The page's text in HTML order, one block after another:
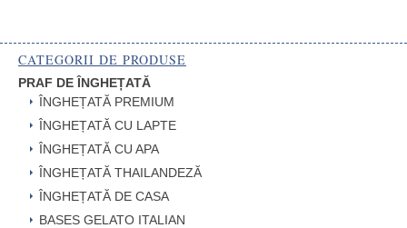
CATEGORII DE PRODUSE
PRAF DE ÎNGHEȚATĂ
ÎNGHEȚATĂ PREMIUM
ÎNGHEȚATĂ CU LAPTE
ÎNGHEȚATĂ CU APA
ÎNGHEȚATĂ THAILANDEZĂ
ÎNGHEȚATĂ DE CASA
BASES GELATO ITALIAN